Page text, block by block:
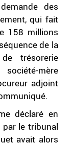
des
qui fait
158 millions
de la
trésorerie
mère
adjoint
déclaré en
le tribunal
avait alors